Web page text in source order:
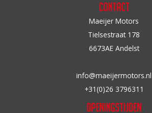
Contact
Maeijer Motors
Tielsestraat 178
6673AE Andelst
info@maeijermotors.nl
+31(0)26 3796311
Openingstijden